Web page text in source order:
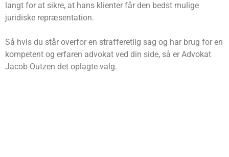
langt for at sikre, at hans klienter får den bedst mulige
juridiske repræsentation.
Så hvis du står overfor en strafferetlig sag og har brug for en
kompetent og erfaren advokat ved din side, så er Advokat
Jacob Outzen det oplagte valg.